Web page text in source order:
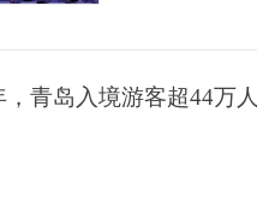
青岛入境游客超44万